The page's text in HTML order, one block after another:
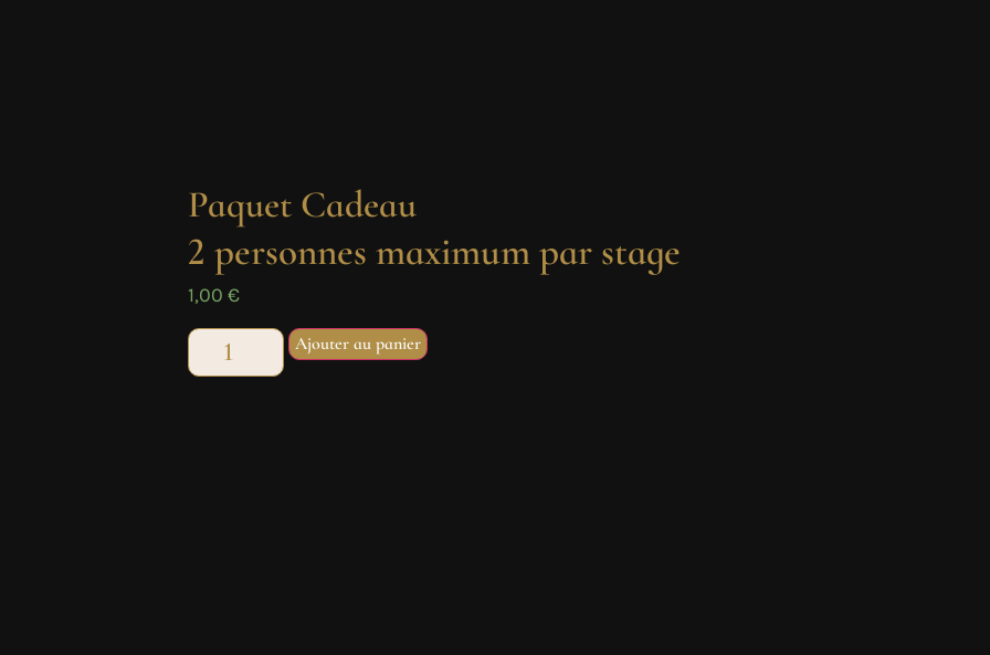
Paquet Cadeau
2 personnes maximum par stage
1,00 €
Ajouter au panier